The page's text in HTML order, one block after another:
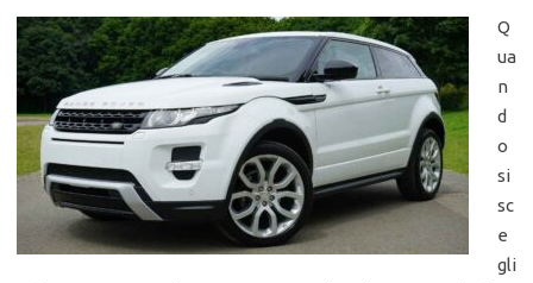
Q
ua
n
d
o
si
sc
e
gli